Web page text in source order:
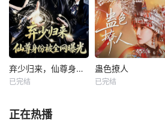
弃少归来，仙尊身份被全网曝光
已完结
蛊色撩人
已完结
正在热播